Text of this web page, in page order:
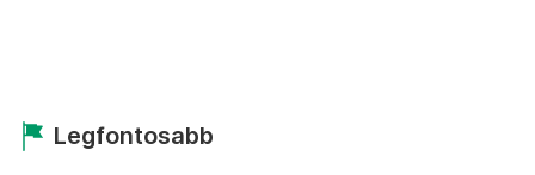
Legfontosabb